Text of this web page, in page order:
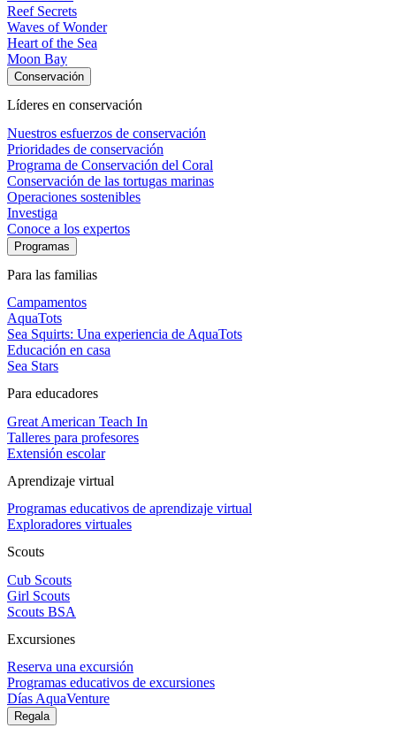
Reef Secrets
Waves of Wonder
Heart of the Sea
Moon Bay
Conservación
Líderes en conservación
Nuestros esfuerzos de conservación
Prioridades de conservación
Programa de Conservación del Coral
Conservación de las tortugas marinas
Operaciones sostenibles
Investiga
Conoce a los expertos
Programas
Para las familias
Campamentos
AquaTots
Sea Squirts: Una experiencia de AquaTots
Educación en casa
Sea Stars
Para educadores
Great American Teach In
Talleres para profesores
Extensión escolar
Aprendizaje virtual
Programas educativos de aprendizaje virtual
Exploradores virtuales
Scouts
Cub Scouts
Girl Scouts
Scouts BSA
Excursiones
Reserva una excursión
Programas educativos de excursiones
Días AquaVenture
Regala